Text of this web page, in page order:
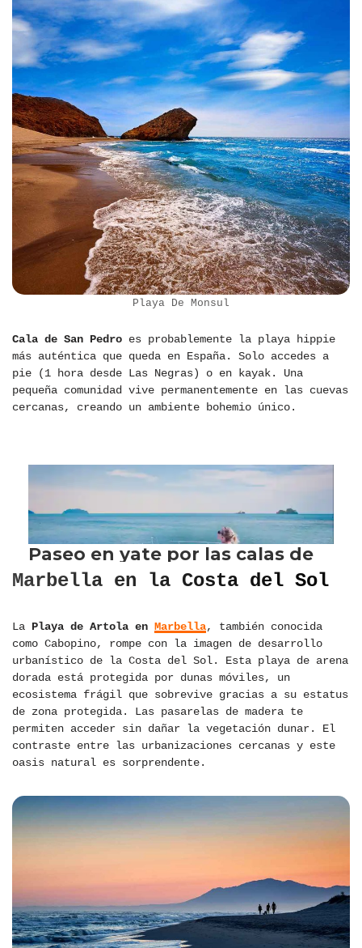
Playa De Monsul
Cala de San Pedro es probablemente la playa hippie
más auténtica que queda en España. Solo accedes a
pie (1 hora desde Las Negras) o en kayak. Una
pequeña comunidad vive permanentemente en las cuevas
cercanas, creando un ambiente bohemio único.
Marbella en la Costa del Sol
La Playa de Artola en Marbella, también conocida
como Cabopino, rompe con la imagen de desarrollo
urbanístico de la Costa del Sol. Esta playa de arena
dorada está protegida por dunas móviles, un
ecosistema frágil que sobrevive gracias a su estatus
de zona protegida. Las pasarelas de madera te
permiten acceder sin dañar la vegetación dunar. El
contraste entre las urbanizaciones cercanas y este
oasis natural es sorprendente.